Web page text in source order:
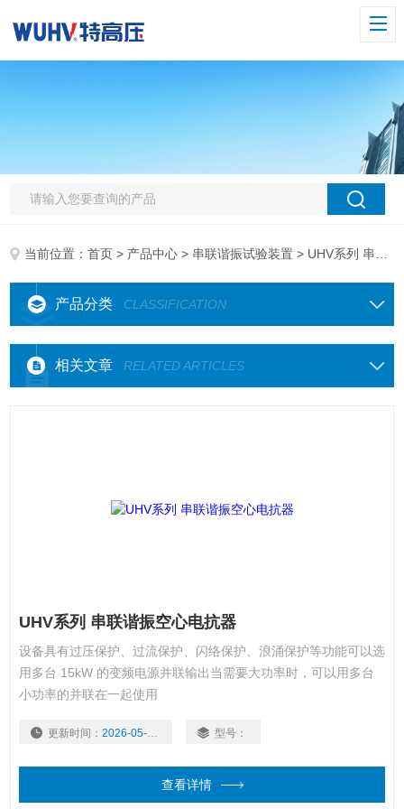
当前位置：首页 > 产品中心 > 串联谐振试验装置 > UHV系列 串联谐振空心
产品分类 CLASSIFICATION
相关文章 RELATED ARTICLES
UHV系列 串联谐振空心电抗器
设备具有过压保护、过流保护、闪络保护、浪涌保护等功能可以选
用多台 15kW 的变频电源并联输出当需要大功率时，可以用多台
小功率的并联在一起使用
更新时间： 2026-05-20 型号：
查看详情